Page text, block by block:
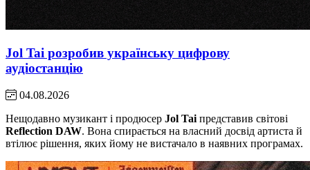
Jol Tai розробив українську цифрову
аудіостанцію
04.08.2026
Нещодавно музикант і продюсер Jol Tai представив світові
Reflection DAW. Вона спирається на власний досвід артиста й
втілює рішення, яких йому не вистачало в наявних програмах.